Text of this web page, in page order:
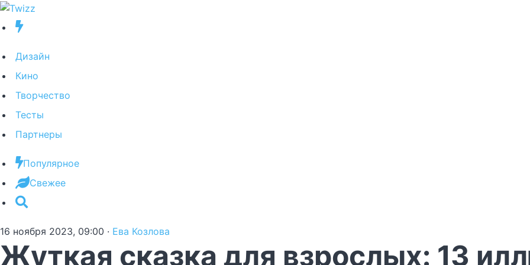
Дизайн
Кино
Творчество
Тесты
Партнеры
Популярное
Свежее
16 ноября 2023, 09:00 · Ева Козлова
Жуткая сказка для взрослых: 13